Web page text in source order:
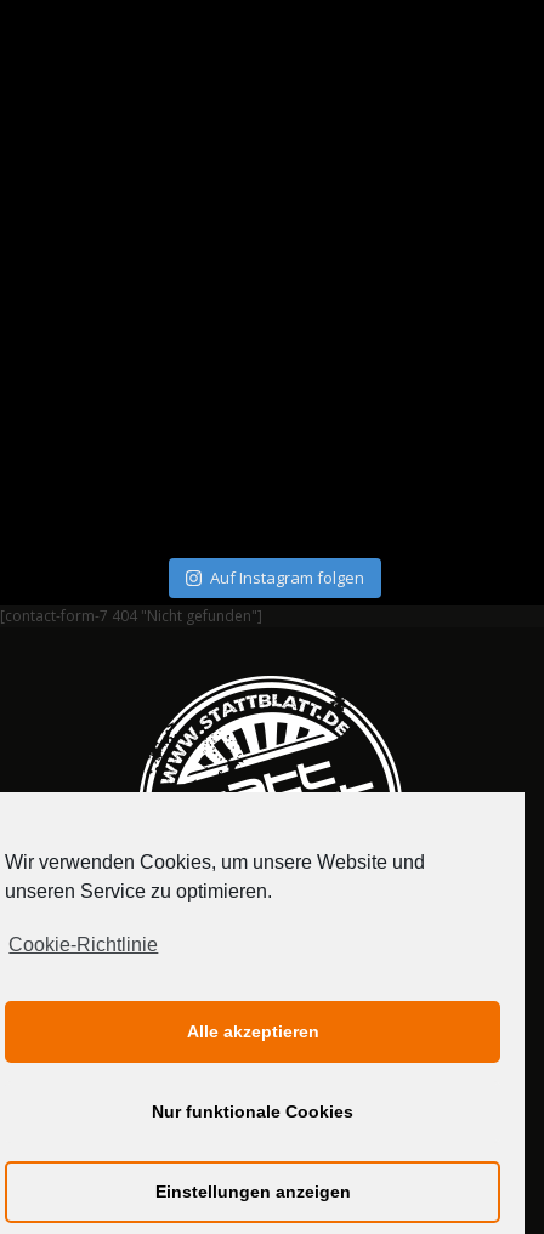
Auf Instagram folgen
[contact-form-7 404 "Nicht gefunden"]
MEDIADATEN
Wir verwenden Cookies, um unsere Website und
unseren Service zu optimieren.
Cookie-Richtlinie
Alle akzeptieren
Nur funktionale Cookies
Einstellungen anzeigen